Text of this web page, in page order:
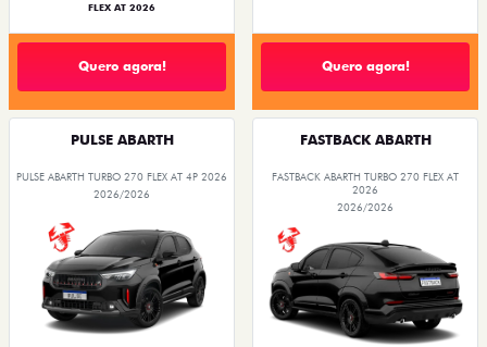
FLEX AT 2026
Quero agora! Quero agora!
PULSE ABARTH
PULSE ABARTH TURBO 270 FLEX AT 4P 2026
2026/2026
FASTBACK ABARTH
FASTBACK ABARTH TURBO 270 FLEX AT
2026
2026/2026